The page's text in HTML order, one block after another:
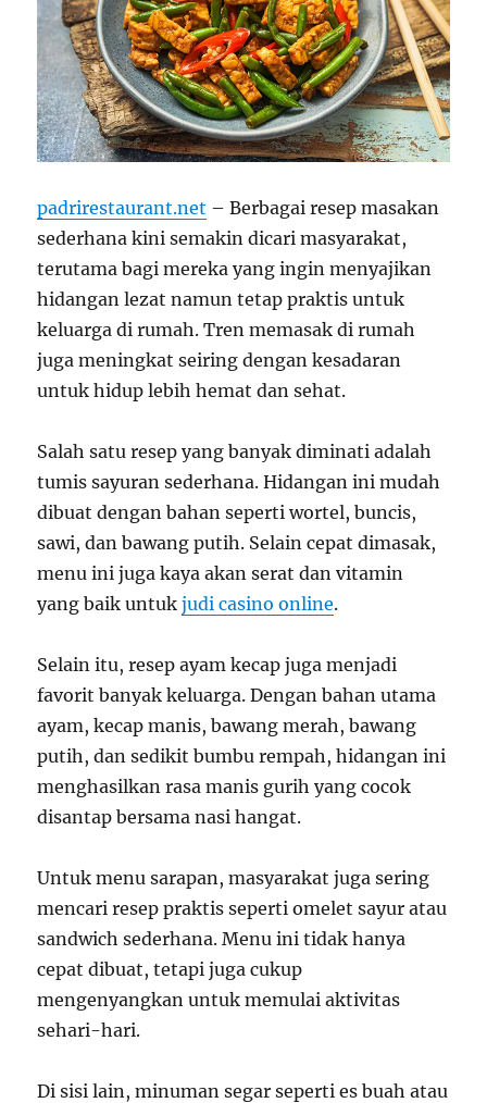
padrirestaurant.net – Berbagai resep masakan
sederhana kini semakin dicari masyarakat,
terutama bagi mereka yang ingin menyajikan
hidangan lezat namun tetap praktis untuk
keluarga di rumah. Tren memasak di rumah
juga meningkat seiring dengan kesadaran
untuk hidup lebih hemat dan sehat.
Salah satu resep yang banyak diminati adalah
tumis sayuran sederhana. Hidangan ini mudah
dibuat dengan bahan seperti wortel, buncis,
sawi, dan bawang putih. Selain cepat dimasak,
menu ini juga kaya akan serat dan vitamin
yang baik untukjudi casino online.
Selain itu, resep ayam kecap juga menjadi
favorit banyak keluarga. Dengan bahan utama
ayam, kecap manis, bawang merah, bawang
putih, dan sedikit bumbu rempah, hidangan ini
menghasilkan rasa manis gurih yang cocok
disantap bersama nasi hangat.
Untuk menu sarapan, masyarakat juga sering
mencari resep praktis seperti omelet sayur atau
sandwich sederhana. Menu ini tidak hanya
cepat dibuat, tetapi juga cukup
mengenyangkan untuk memulai aktivitas
sehari-hari.
Di sisi lain, minuman segar seperti es buah atau